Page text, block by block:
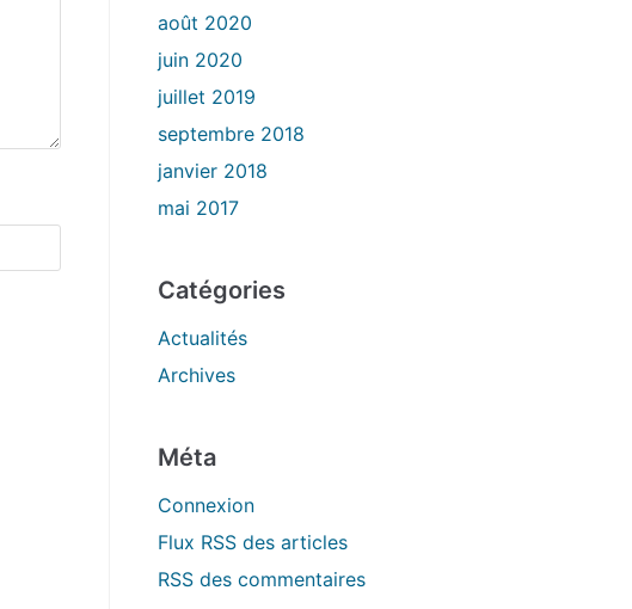
août 2020
juin 2020
juillet 2019
septembre 2018
janvier 2018
mai 2017
Catégories
Actualités
Archives
Méta
Connexion
Flux RSS des articles
RSS des commentaires